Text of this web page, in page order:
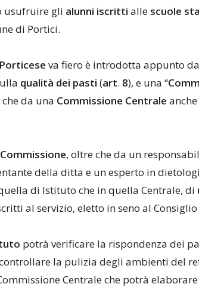
usufruire gli alunni iscritti alle scuole
di Portici.
Porticese va fiero è introdotta appunto
qualità dei pasti (art. 8), e una “
da una Commissione Centrale
Commissione, oltre che da un
della ditta e un esperto in
di Istituto che in quella Centrale, di
al servizio, eletto in seno al
potrà verificare la rispondenza dei
la pulizia degli ambienti del
Centrale che potrà